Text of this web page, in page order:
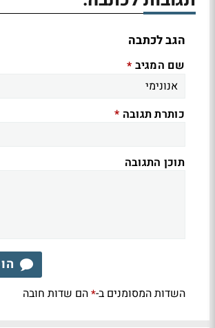
הגב לכתבה
שם המגיב *
כותרת תגובה *
תוכן התגובה
השדות המסומנים ב-*הם שדות חובה